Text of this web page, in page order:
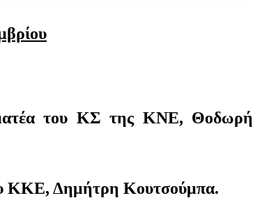
του ΚΣ της ΚΝΕ, Θοδωρή
ΚΚΕ, Δημήτρη Κουτσούμπα.